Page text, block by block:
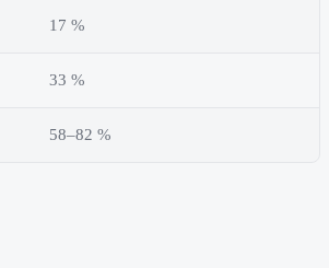
17 %
33 %
58–82 %